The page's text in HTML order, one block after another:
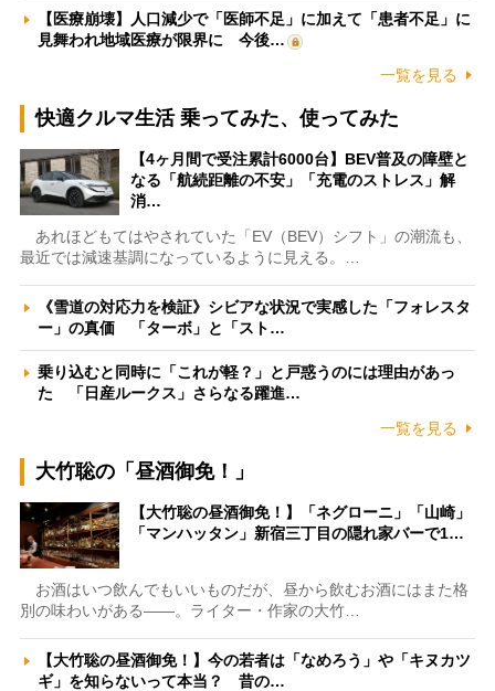
【医療崩壊】人口減少で「医師不足」に加えて「患者不足」に
見舞われ地域医療が限界に 今後…
一覧を見る
快適クルマ生活 乗ってみた、使ってみた
【4ヶ月間で受注累計6000台】BEV普及の障壁と
なる「航続距離の不安」「充電のストレス」解
消…
あれほどもてはやされていた「EV（BEV）シフト」の潮流も、
最近では減速基調になっているように見える。…
《雪道の対応力を検証》シビアな状況で実感した「フォレスタ
ー」の真価 「ターボ」と「スト…
乗り込むと同時に「これが軽？」と戸惑うのには理由があっ
た 「日産ルークス」さらなる躍進…
一覧を見る
大竹聡の「昼酒御免！」
【大竹聡の昼酒御免！】「ネグローニ」「山崎」
「マンハッタン」新宿三丁目の隠れ家バーで1…
お酒はいつ飲んでもいいものだが、昼から飲むお酒にはまた格
別の味わいがある――。ライター・作家の大竹…
【大竹聡の昼酒御免！】今の若者は「なめろう」や「キヌカツ
ギ」を知らないって本当？ 昔の…